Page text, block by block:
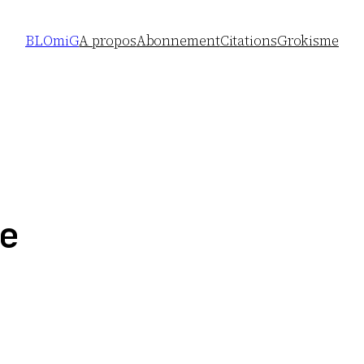
BLOmiGA proposAbonnementCitationsGrokisme